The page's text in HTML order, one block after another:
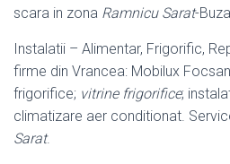
scara in zona Ramnicu Sarat-
Instalatii – Alimentar, Frigorific,
firme din Vrancea: Mobilux
frigorifice; vitrine frigorifice;
climatizare aer conditionat.
Sarat.